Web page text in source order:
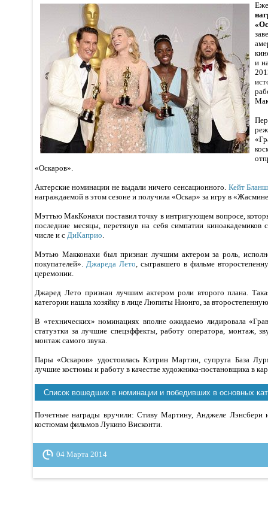
и
«Оскаров».
Актерские номинации не выдали ничего сенсационного. Кейт
награждаемой в этом сезоне и получила «Оскар» за игру в
Мэттью МакКонахи поставил точку в интригующем вопросе,
последние месяцы, перетянув на себя симпатии киноакадемиков
числе и с ДиКаприо.
Мэтью Макконахи был признан лучшим актером за роль,
покупателей». Джареда Лето, сыгравшего в фильме
церемонии.
Джаред Лето признан лучшим актером роли второго плана.
категории нашла хозяйку в лице Люпиты Нионго, за
В «технических» номинациях вполне ожидаемо лидировала
статуэтки за лучшие спецэффекты, работу оператора, монтаж,
монтаж самого звука.
Пары «Оскаров» удостоилась Кэтрин Мартин, супруга База
лучшие костюмы и работу в качестве художника-постановщика в
Список вошедших в номинации и победивших в основных
Почетные награды вручили: Стиву Мартину, Анджеле Лэнсбери
костюмам фильмов Лукино Висконти.
04 Марта 2014